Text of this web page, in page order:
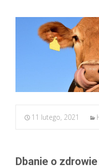
11 lutego, 2021
Dbanie o